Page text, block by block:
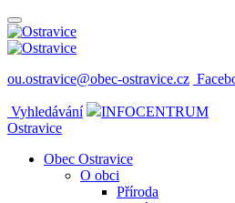
ou.ostravice@obec-ostravice.cz
Vyhledávání
INFOCENTRUM
Ostravice
Obec Ostravice
O obci
Příroda